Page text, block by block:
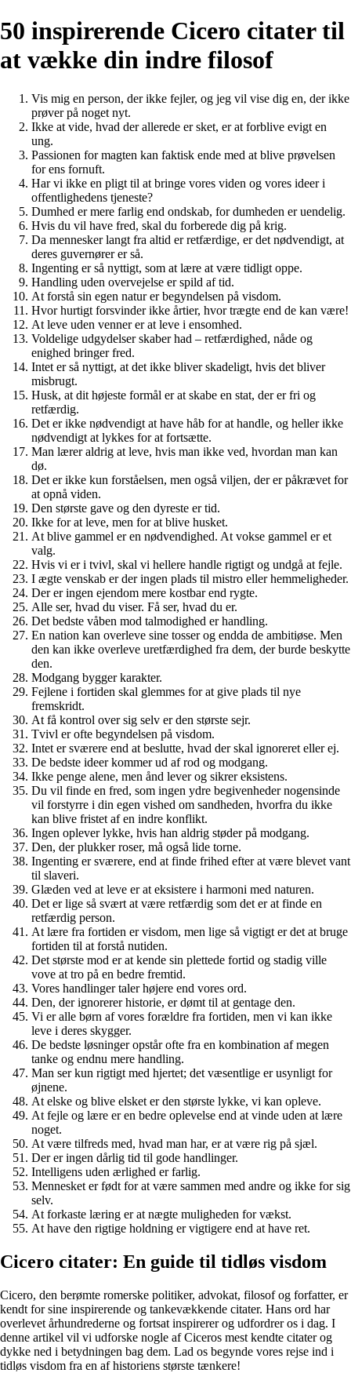
50 inspirerende Cicero citater til
at vække din indre filosof
Vis mig en person, der ikke fejler, og jeg vil vise dig en, der ikke
prøver på noget nyt.
Ikke at vide, hvad der allerede er sket, er at forblive evigt en
ung.
Passionen for magten kan faktisk ende med at blive prøvelsen
for ens fornuft.
Har vi ikke en pligt til at bringe vores viden og vores ideer i
offentlighedens tjeneste?
Dumhed er mere farlig end ondskab, for dumheden er uendelig.
Hvis du vil have fred, skal du forberede dig på krig.
Da mennesker langt fra altid er retfærdige, er det nødvendigt, at
deres guvernører er så.
Ingenting er så nyttigt, som at lære at være tidligt oppe.
Handling uden overvejelse er spild af tid.
At forstå sin egen natur er begyndelsen på visdom.
Hvor hurtigt forsvinder ikke årtier, hvor trægte end de kan være!
At leve uden venner er at leve i ensomhed.
Voldelige udgydelser skaber had – retfærdighed, nåde og
enighed bringer fred.
Intet er så nyttigt, at det ikke bliver skadeligt, hvis det bliver
misbrugt.
Husk, at dit højeste formål er at skabe en stat, der er fri og
retfærdig.
Det er ikke nødvendigt at have håb for at handle, og heller ikke
nødvendigt at lykkes for at fortsætte.
Man lærer aldrig at leve, hvis man ikke ved, hvordan man kan
dø.
Det er ikke kun forståelsen, men også viljen, der er påkrævet for
at opnå viden.
Den største gave og den dyreste er tid.
Ikke for at leve, men for at blive husket.
At blive gammel er en nødvendighed. At vokse gammel er et
valg.
Hvis vi er i tvivl, skal vi hellere handle rigtigt og undgå at fejle.
I ægte venskab er der ingen plads til mistro eller hemmeligheder.
Der er ingen ejendom mere kostbar end rygte.
Alle ser, hvad du viser. Få ser, hvad du er.
Det bedste våben mod talmodighed er handling.
En nation kan overleve sine tosser og endda de ambitiøse. Men
den kan ikke overleve uretfærdighed fra dem, der burde beskytte
den.
Modgang bygger karakter.
Fejlene i fortiden skal glemmes for at give plads til nye
fremskridt.
At få kontrol over sig selv er den største sejr.
Tvivl er ofte begyndelsen på visdom.
Intet er sværere end at beslutte, hvad der skal ignoreret eller ej.
De bedste ideer kommer ud af rod og modgang.
Ikke penge alene, men ånd lever og sikrer eksistens.
Du vil finde en fred, som ingen ydre begivenheder nogensinde
vil forstyrre i din egen vished om sandheden, hvorfra du ikke
kan blive fristet af en indre konflikt.
Ingen oplever lykke, hvis han aldrig støder på modgang.
Den, der plukker roser, må også lide torne.
Ingenting er sværere, end at finde frihed efter at være blevet vant
til slaveri.
Glæden ved at leve er at eksistere i harmoni med naturen.
Det er lige så svært at være retfærdig som det er at finde en
retfærdig person.
At lære fra fortiden er visdom, men lige så vigtigt er det at bruge
fortiden til at forstå nutiden.
Det største mod er at kende sin plettede fortid og stadig ville
vove at tro på en bedre fremtid.
Vores handlinger taler højere end vores ord.
Den, der ignorerer historie, er dømt til at gentage den.
Vi er alle børn af vores forældre fra fortiden, men vi kan ikke
leve i deres skygger.
De bedste løsninger opstår ofte fra en kombination af megen
tanke og endnu mere handling.
Man ser kun rigtigt med hjertet; det væsentlige er usynligt for
øjnene.
At elske og blive elsket er den største lykke, vi kan opleve.
At fejle og lære er en bedre oplevelse end at vinde uden at lære
noget.
At være tilfreds med, hvad man har, er at være rig på sjæl.
Der er ingen dårlig tid til gode handlinger.
Intelligens uden ærlighed er farlig.
Mennesket er født for at være sammen med andre og ikke for sig
selv.
At forkaste læring er at nægte muligheden for vækst.
At have den rigtige holdning er vigtigere end at have ret.
Cicero citater: En guide til tidløs visdom
Cicero, den berømte romerske politiker, advokat, filosof og forfatter, er
kendt for sine inspirerende og tankevækkende citater. Hans ord har
overlevet århundrederne og fortsat inspirerer og udfordrer os i dag. I
denne artikel vil vi udforske nogle af Ciceros mest kendte citater og
dykke ned i betydningen bag dem. Lad os begynde vores rejse ind i
tidløs visdom fra en af historiens største tænkere!